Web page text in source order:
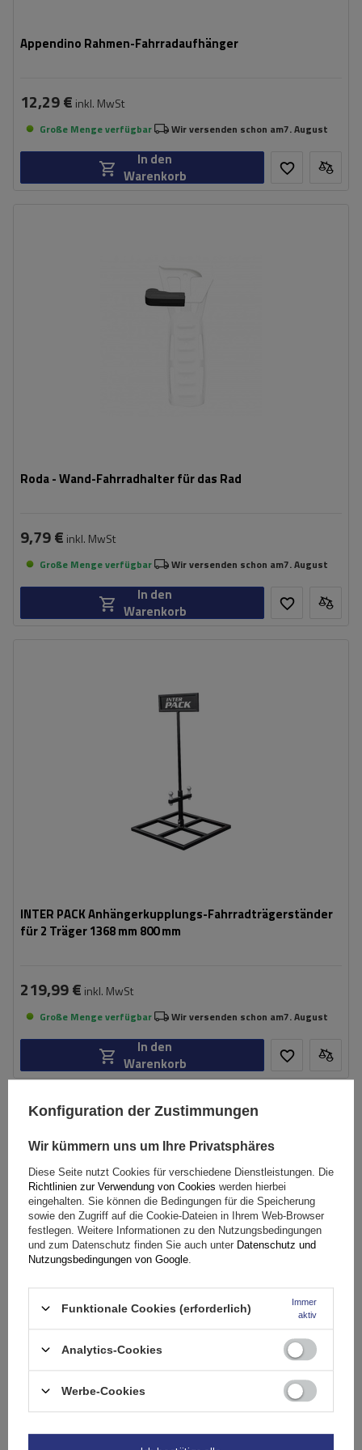
Appendino Rahmen-Fahrradaufhänger
12,29 € inkl. MwSt
Große Menge verfügbar Wir versenden schon am7. August
In den
Warenkorb
Roda - Wand-Fahrradhalter für das Rad
9,79 € inkl. MwSt
Große Menge verfügbar Wir versenden schon am7. August
In den
Warenkorb
INTER PACK Anhängerkupplungs-Fahrradträgerständer
für 2 Träger 1368 mm 800 mm
219,99 € inkl. MwSt
Große Menge verfügbar Wir versenden schon am7. August
In den
Warenkorb
Konfiguration der Zustimmungen
Wir kümmern uns um Ihre Privatsphäres
Diese Seite nutzt Cookies für verschiedene Dienstleistungen. Die
Richtlinien zur Verwendung von Cookies werden hierbei
eingehalten. Sie können die Bedingungen für die Speicherung
sowie den Zugriff auf die Cookie-Dateien in Ihrem Web-Browser
festlegen. Weitere Informationen zu den Nutzungsbedingungen
und zum Datenschutz finden Sie auch unter Datenschutz und
Nutzungsbedingungen von Google
Funktionale Cookies (erforderlich)
Immer
aktiv
Analytics-Cookies
Werbe-Cookies